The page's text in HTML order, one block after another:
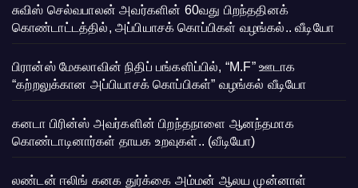
சுவிஸ் செல்வபாலன் அவர்களின் 60வது பிறந்ததினக்
கொண்டாட்டத்தில், அப்பியாசக் கொப்பிகள் வழங்கல்.. வீடியோ
பிரான்ஸ் மேகலாவின் நிதிப் பங்களிப்பில், “M.F” ஊடாக
“கற்றலுக்கான அப்பியாசக் கொப்பிகள்” வழங்கல் வீடியோ
கனடா பிரின்ஸ் அவர்களின் பிறந்தநாளை ஆனந்தமாக
கொண்டாடினார்கள் தாயக உறவுகள்.. (வீடியோ)
லண்டன் ஈலிங் கனக துர்க்கை அம்மன் ஆலய முன்னாள்